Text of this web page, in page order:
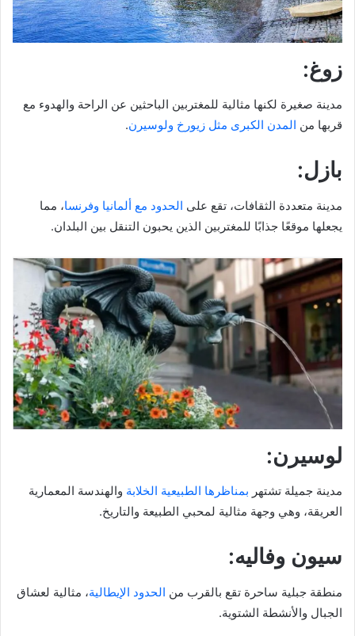
زوغ:
مدينة صغيرة لكنها مثالية للمغتربين الباحثين عن الراحة والهدوء مع
قربها من المدن الكبرى مثل زيورخ ولوسيرن.
بازل:
مدينة متعددة الثقافات، تقع على الحدود مع ألمانيا وفرنسا، مما
يجعلها موقعًا جذابًا للمغتربين الذين يحبون التنقل بين البلدان.
لوسيرن:
مدينة جميلة تشتهر بمناظرها الطبيعية الخلابة والهندسة المعمارية
العريقة، وهي وجهة مثالية لمحبي الطبيعة والتاريخ.
سيون وفاليه:
منطقة جبلية ساحرة تقع بالقرب من الحدود الإيطالية، مثالية لعشاق
الجبال والأنشطة الشتوية.